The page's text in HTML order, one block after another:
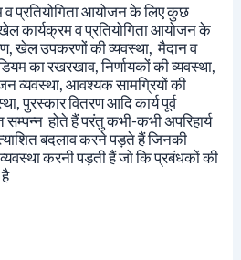
प्रतियोगिता आयोजन के लिए कुछ
कार्यक्रम व प्रतियोगिता आयोजन के
खेल उपकरणों की व्यवस्था, मैदान व
का रखरखाव, निर्णायकों की व्यवस्था,
व्यवस्था, आवश्यक सामग्रियों की
पुरस्कार वितरण आदि कार्य पूर्व
सम्पन्न होते हैं परंतु कभी-कभी अपरिहार्य
बदलाव करने पड़ते हैं जिनकी
करनी पड़ती हैं जो कि प्रबंधकों की
है